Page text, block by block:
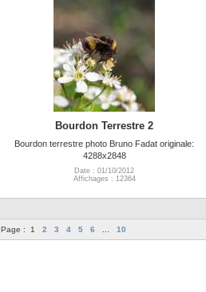
Bourdon Terrestre 2
Bourdon terrestre photo Bruno Fadat originale:
4288x2848
Date : 01/10/2012
Affichages : 12364
Page : 1 2 3 4 5 6 10